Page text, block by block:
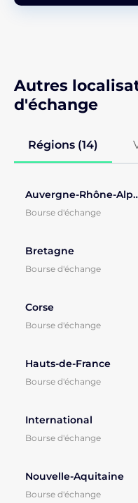
Autres
d'échange
Régions (14)
Bourse d'échange
Bretagne
Bourse d'échange
Corse
Bourse d'échange
Hauts-de-France
Bourse d'échange
International
Bourse d'échange
Nouvelle-Aquitaine
Bourse d'échange